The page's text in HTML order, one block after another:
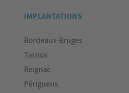
IMPLANTATIONS
Bordeaux-Bruges
Tarnos
Reignac
Périgueux